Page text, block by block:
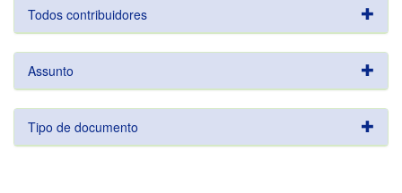
Todos contribuidores
Assunto
Tipo de documento